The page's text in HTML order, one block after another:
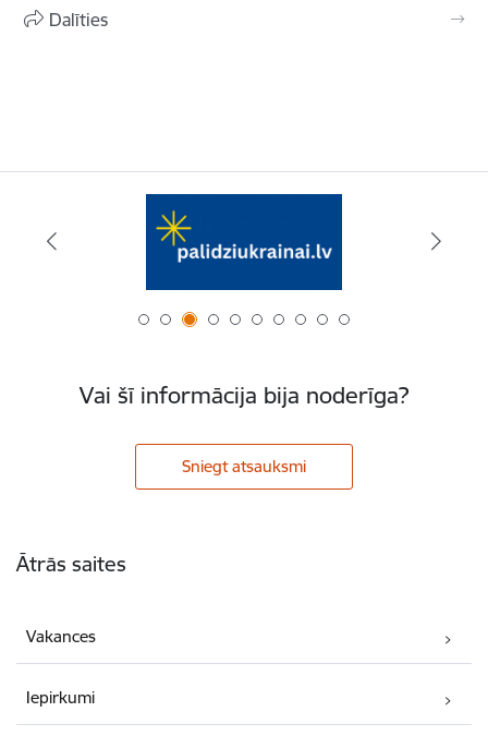
Dalīties
Vai šī informācija bija noderīga?
Sniegt atsauksmi
Ātrās saites
Vakances
Iepirkumi